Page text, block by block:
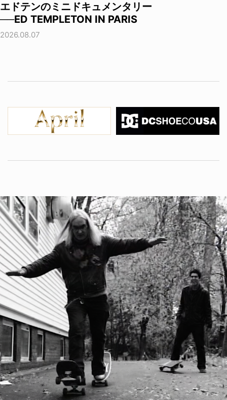
エドテンのミニドキュメンタリー
──ED TEMPLETON IN PARIS
2026.08.07